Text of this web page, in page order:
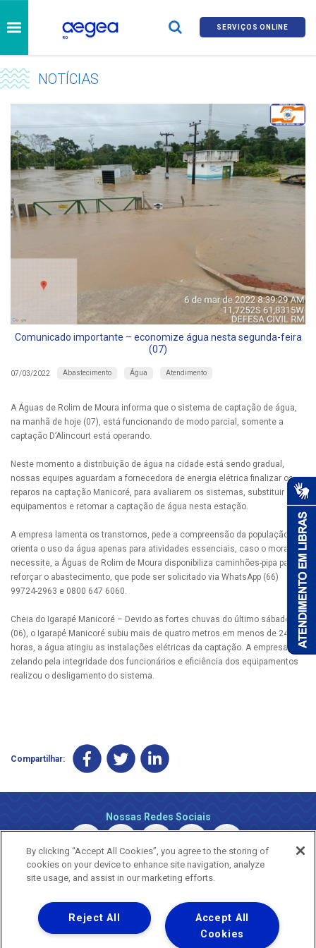
SERVIÇOS ONLINE
NOTÍCIAS
Comunicado importante – economize água nesta segunda-feira
(07)
07/03/2022 Abastecimento Água Atendimento
A Águas de Rolim de Moura informa que o sistema de captação de água,
na manhã de hoje (07), está funcionando de modo parcial, somente a
captação D’Alincourt está operando.
Neste momento a distribuição de água na cidade está sendo gradual,
nossas equipes aguardam a fornecedora de energia elétrica finalizar os
reparos na captação Manicoré, para avaliarem os sistemas, substituir
equipamentos e retomar a captação de água nesta estação.
A empresa lamenta os transtornos, pede a compreensão da população e
orienta o uso da água apenas para atividades essenciais, caso o morador
necessite, a Águas de Rolim de Moura disponibiliza caminhões-pipa para
reforçar o abastecimento, que pode ser solicitado via WhatsApp (66)
99724-2963 e 0800 647 6060.
Cheia do Igarapé Manicoré – Devido as fortes chuvas do último sábado
(06), o Igarapé Manicoré subiu mais de quatro metros em menos de 24
horas, a água atingiu as instalações elétricas da captação. A empresa
zelando pela integridade dos funcionários e eficiência dos equipamentos
realizou o desligamento do sistema.
Compartilhar:
Nossas Redes Sociais
Copyright © 2026 - Todos os Direitos Reservados.
By clicking “Accept All Cookies”, you agree to the storing of
cookies on your device to enhance site navigation, analyze
site usage, and assist in our marketing efforts.
Accept All
Cookies
Reject All